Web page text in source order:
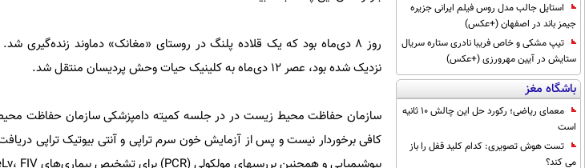
استایل جالب مدل روس فیلم ایرانی جزیره
جیمز باند در اصفهان (+عکس)
تیپ مشکی و خاص فریبا نادری ستاره سریال
ستایش در آیین مهرورزی (+عکس)
باشگاه مغز
معمای ریاضی؛ رکورد حل این چالش 10 ثانیه
است
تست هوش تصویری: کدام کلید قفل را باز
می کند؟
روز ۸ دی‌ماه بود که یک قلاده پلنگ در روستای «مغانک» دماوند زنده‌گیری
نزدیک شده بود، عصر ۱۲ دی‌ماه به کلینیک حیات وحش پردیسان منتقل شد.
سازمان حفاظت محیط زیست در در جلسه کمیته دامپزشکی سازمان حفاظت